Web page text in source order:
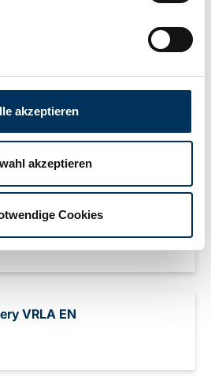
akzeptieren
akzeptieren
Cookies
VRLA DE
VRLA EN